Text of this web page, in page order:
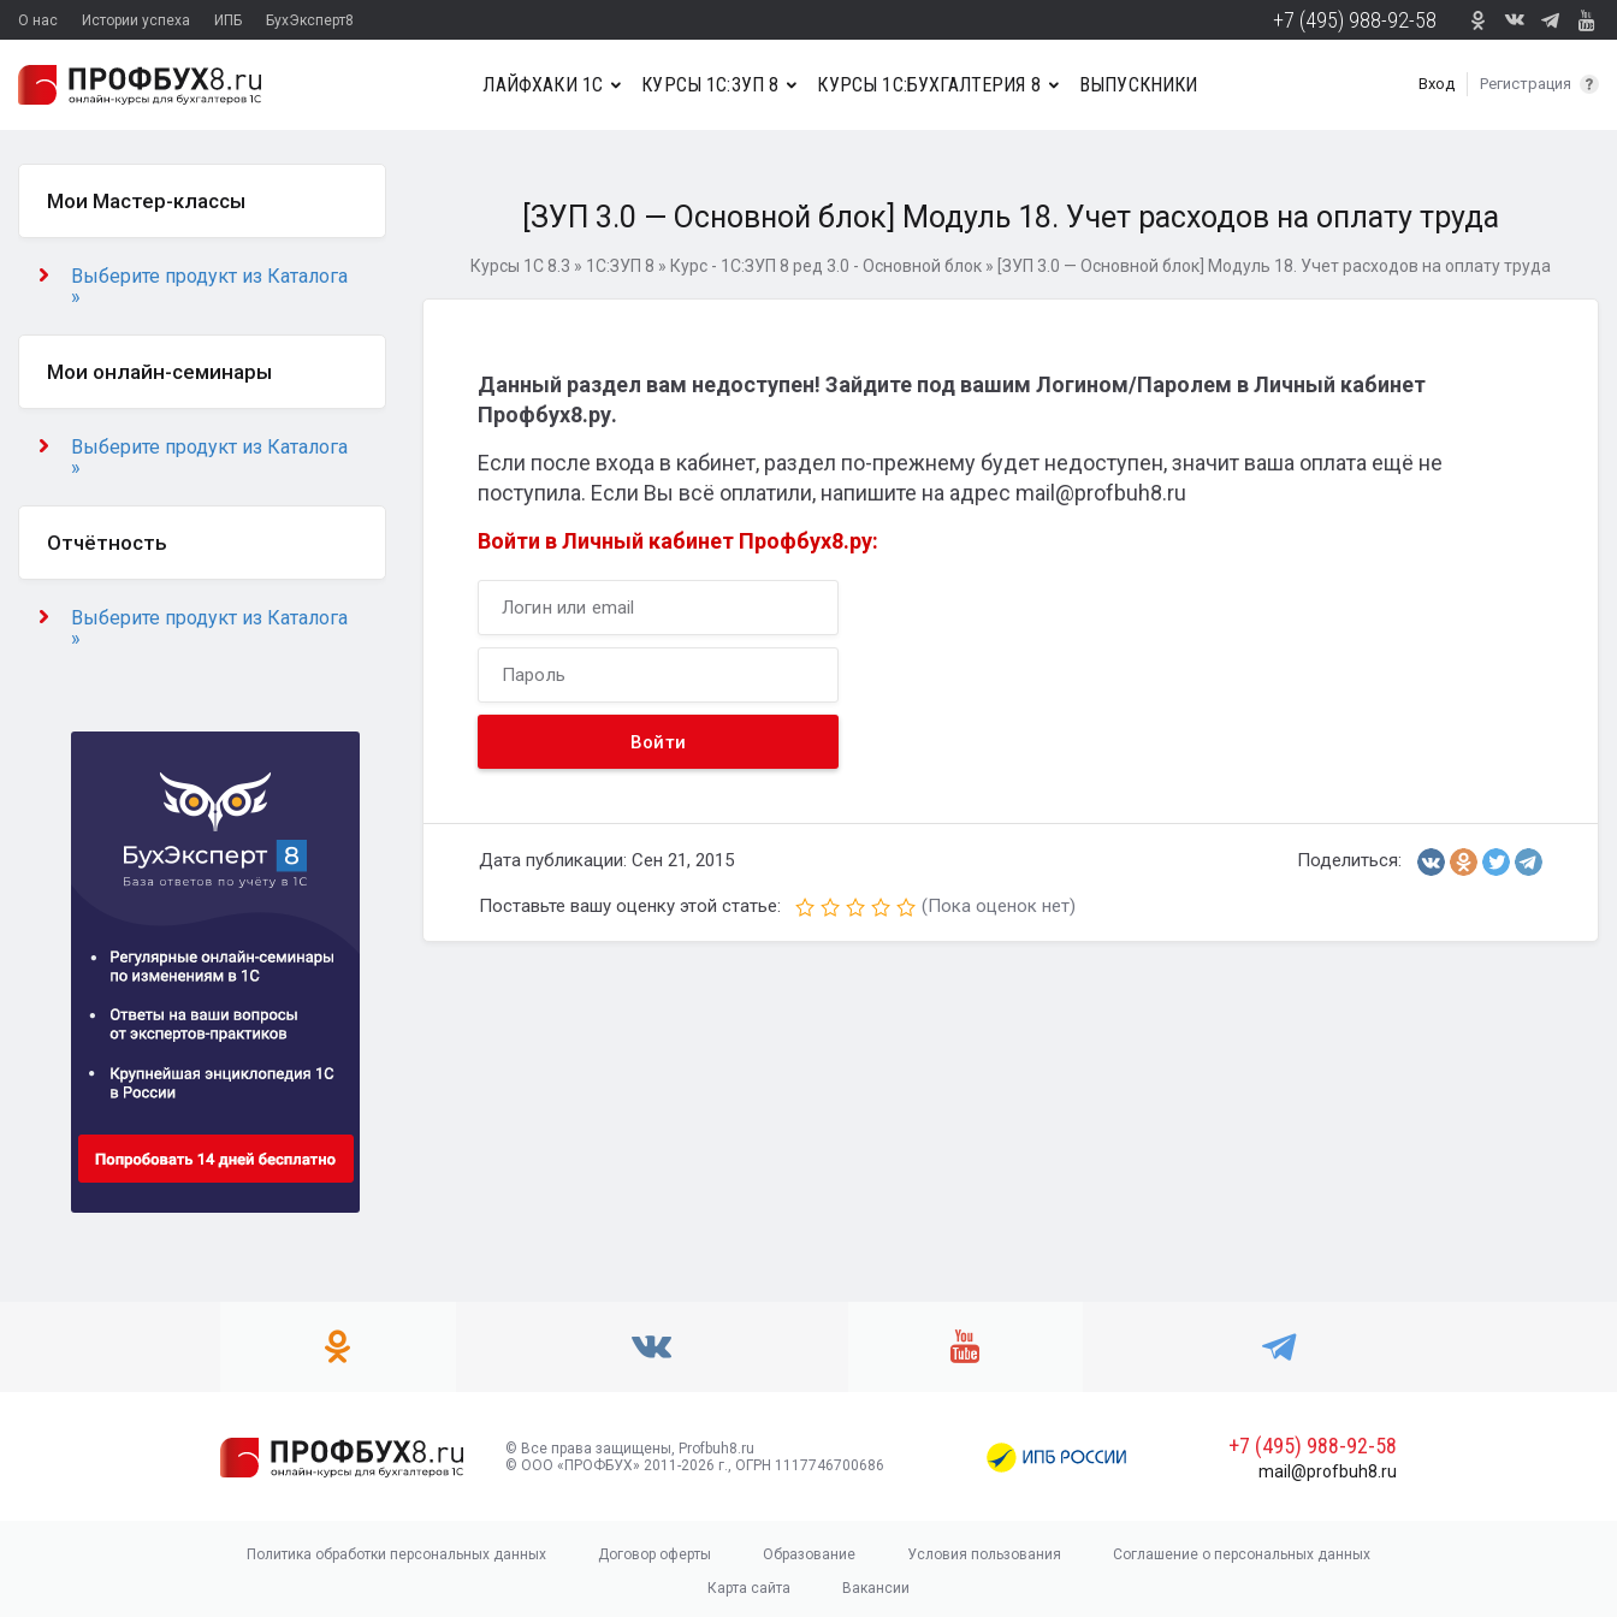
О нас Истории успеха ИПБ БухЭксперт8 +7 (495) 988-92-58
Вход Регистрация
ЛАЙФХАКИ 1С КУРСЫ 1С:ЗУП 8 КУРСЫ 1С:БУХГАЛТЕРИЯ 8 ВЫПУСКНИКИ
[ЗУП 3.0 — Основной блок] Модуль 18. Учет расходов на оплату труда
Курсы 1С 8.3 » 1С:ЗУП 8 » Курс - 1С:ЗУП 8 ред 3.0 - Основной блок » [ЗУП 3.0 — Основной блок] Модуль 18. Учет расходов на оплату труда
Данный раздел вам недоступен! Зайдите под вашим Логином/Паролем в Личный кабинет
Профбух8.ру.
Если после входа в кабинет, раздел по-прежнему будет недоступен, значит ваша оплата ещё не
поступила. Если Вы всё оплатили, напишите на адрес mail@profbuh8.ru
Войти в Личный кабинет Профбух8.ру:
Дата публикации: Сен 21, 2015 Поделиться:
Поставьте вашу оценку этой статье: (Пока оценок нет)
Мои Мастер-классы
Выберите продукт из Каталога
»
Мои онлайн-семинары
Выберите продукт из Каталога
»
Отчётность
Выберите продукт из Каталога
»
© Все права защищены, Profbuh8.ru
© ООО «ПРОФБУХ» 2011-2026 г., ОГРН 1117746700686
+7 (495) 988-92-58
mail@profbuh8.ru
Политика обработки персональных данных Договор оферты Образование Условия пользования
Соглашение о персональных данных
Карта сайта
Вакансии